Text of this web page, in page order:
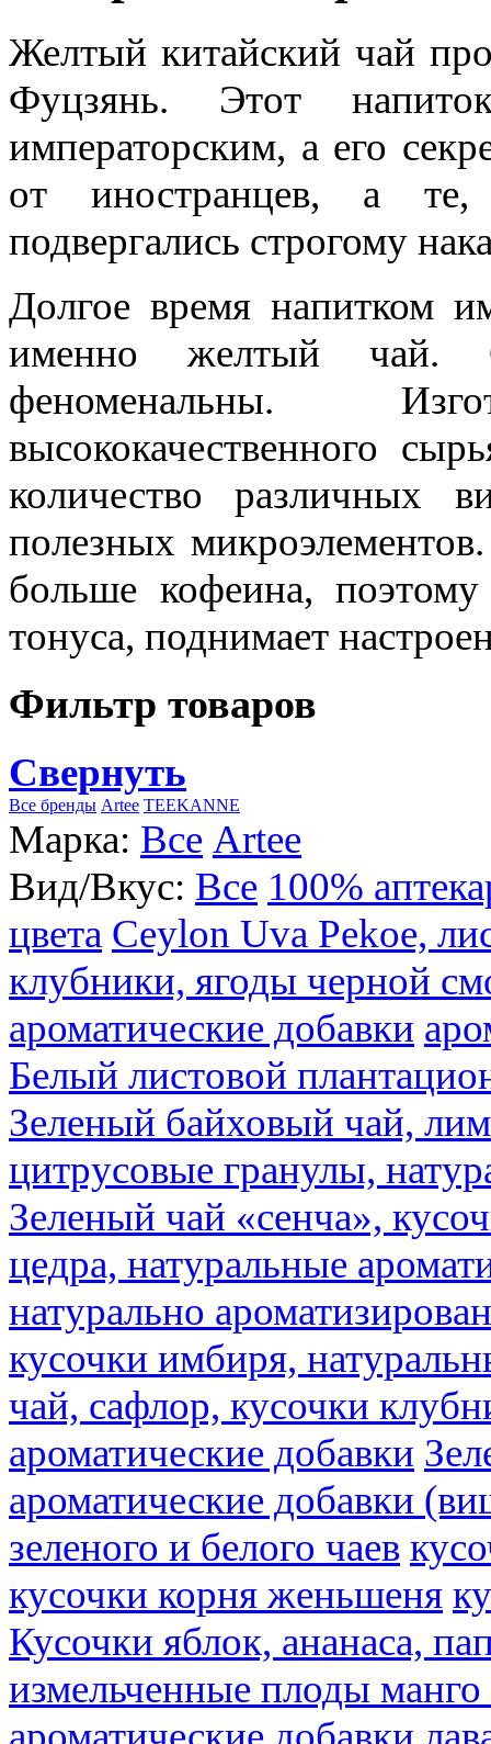
Желтый китайский чай
Фуцзянь. Этот
императорским, а его
от иностранцев, а
подвергались строгому
Долгое время напитком
именно желтый чай.
феноменальны.
высококачественного
количество различных
полезных
больше кофеина,
тонуса, поднимает
Фильтр товаров
Свернуть
Все бренды Artee TEEKANNE
Марка: Все Artee
Вид/Вкус: Все 100%
цвета Ceylon Uva Pekoe,
клубники, ягоды черной
ароматические добавки
Белый листовой
Зеленый байховый чай,
цитрусовые гранулы,
Зеленый чай «сенча»,
цедра, натуральные
натурально
кусочки имбиря,
чай, сафлор, кусочки
ароматические добавки
ароматические добавки
зеленого и белого чаев
кусочки корня женьшеня
Кусочки яблок, ананаса,
измельченные плоды